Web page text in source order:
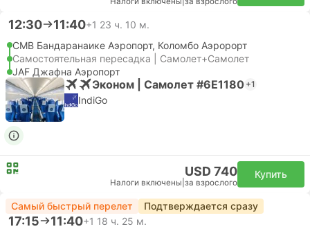
12:30 11:40+1 23 ч. 10 м.
CMB Бандаранаике Аэропорт, Коломбо Аэророрт
Самостоятельная пересадка | Самолет+Самолет
JAF Джафна Аэропорт
Эконом | Самолет #6E1180 +1
IndiGo
USD 740
Налоги включены за взрослого
Купить
Самый быстрый перелет Подтверждается сразу
17:15 11:40+1 18 ч. 25 м.